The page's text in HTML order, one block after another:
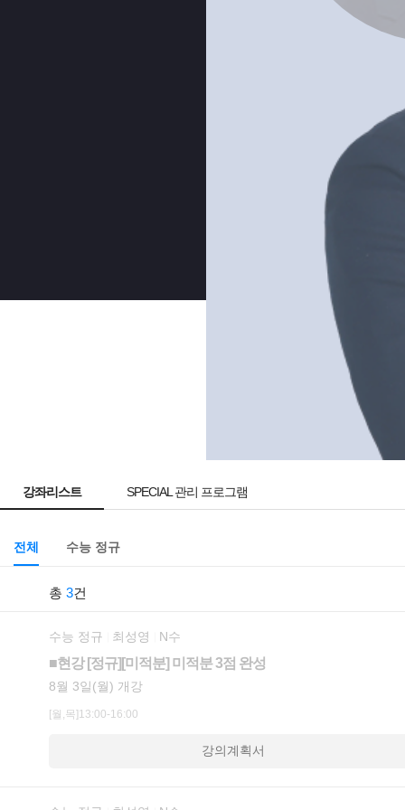
강좌리스트 SPECIAL 관리 프로그램
전체 수능 정규
총 3건
수능 정규 최성영 N수
■현강 [정규][미적분] 미적분 3점 완성
8월 3일(월) 개강
[월,목]13:00-16:00
강의계획서